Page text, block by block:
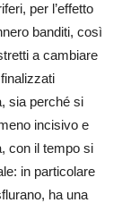
per l’effetto
banditi, così
a cambiare
sia perché si
incisivo e
con il tempo si
in particolare
ha una